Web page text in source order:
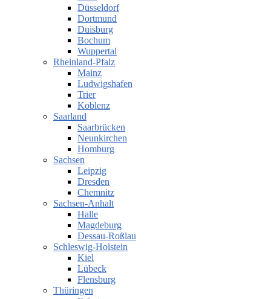
Düsseldorf
Dortmund
Duisburg
Bochum
Wuppertal
Rheinland-Pfalz
Mainz
Ludwigshafen
Trier
Koblenz
Saarland
Saarbrücken
Neunkirchen
Homburg
Sachsen
Leipzig
Dresden
Chemnitz
Sachsen-Anhalt
Halle
Magdeburg
Dessau-Roßlau
Schleswig-Holstein
Kiel
Lübeck
Flensburg
Thüringen